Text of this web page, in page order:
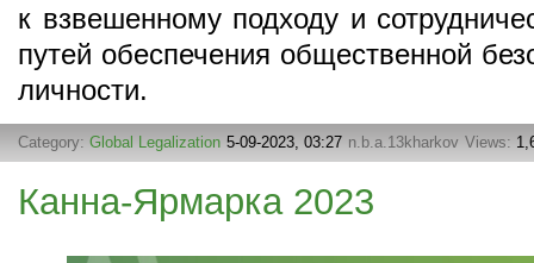
к взвешенному подходу и
путей обеспечения общественной
личности.
Category: Global Legalization 5-09-2023, 03:27 n.b.a.13kharkov Views:
Канна-Ярмарка 2023